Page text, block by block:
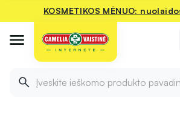
KOSMETIKOS MĖNUO:
Įveskite ieškomo produkto